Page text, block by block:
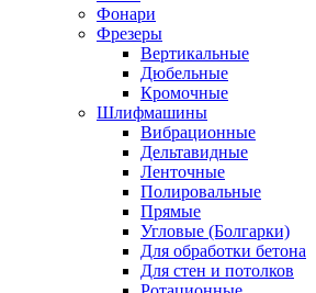
Фонари
Фрезеры
Вертикальные
Дюбельные
Кромочные
Шлифмашины
Вибрационные
Дельтавидные
Ленточные
Полировальные
Прямые
Угловые (Болгарки)
Для обработки бетона
Для стен и потолков